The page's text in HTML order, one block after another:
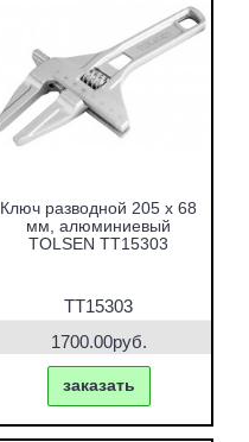
Ключ разводной 205 х 68
мм, алюминиевый
TOLSEN TT15303
TT15303
1700.00руб.
заказать